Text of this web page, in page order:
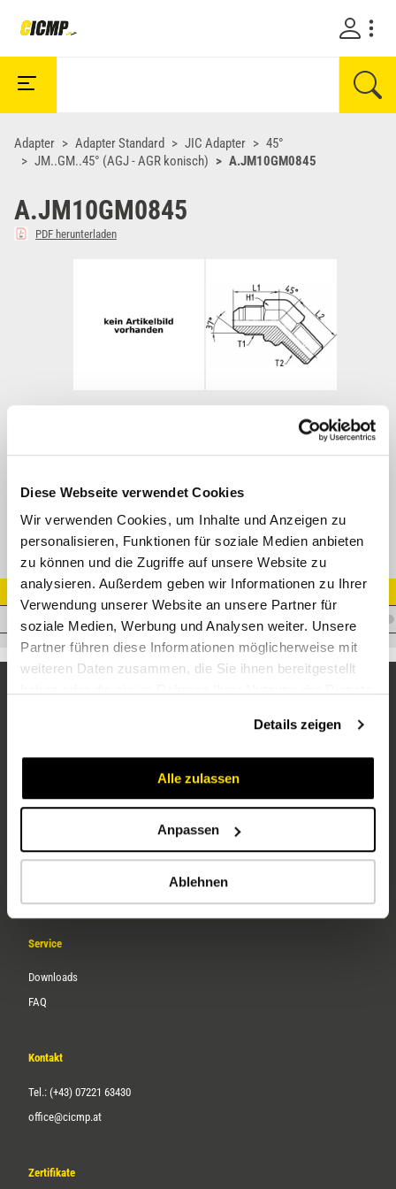
Diese Webseite verwendet Cookies
Wir verwenden Cookies, um Inhalte und Anzeigen zu
personalisieren, Funktionen für soziale Medien anbieten
zu können und die Zugriffe auf unsere Website zu
analysieren. Außerdem geben wir Informationen zu Ihrer
Verwendung unserer Website an unsere Partner für
soziale Medien, Werbung und Analysen weiter. Unsere
Partner führen diese Informationen möglicherweise mit
weiteren Daten zusammen, die Sie ihnen bereitgestellt
Details zeigen
Alle zulassen
Anpassen
Ablehnen
Adapter Adapter Standard JIC Adapter
45°
JM..GM..45° (AGJ - AGR konisch)
A.JM10GM0845
A.JM10GM0845
PDF herunterladen
Artikel Nr.
A.JM10GM0845
Über uns
Service
Downloads
FAQ
Kontakt
Tel.: (+43) 07221 63430
office@cicmp.at
Zertifikate